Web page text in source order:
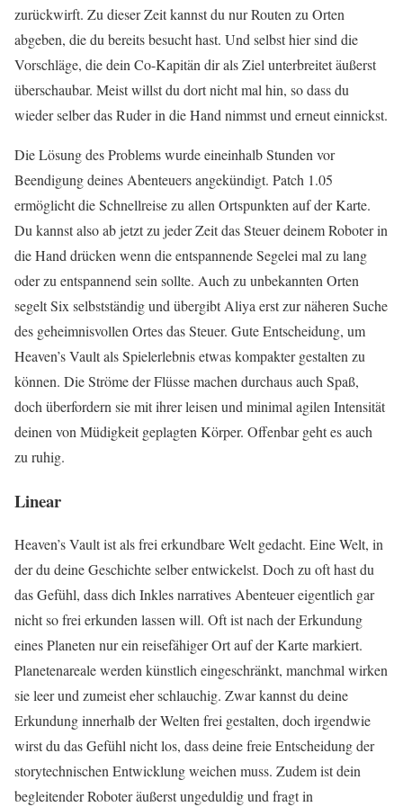
zurückwirft. Zu dieser Zeit kannst du nur Routen zu Orten
abgeben, die du bereits besucht hast. Und selbst hier sind die
Vorschläge, die dein Co-Kapitän dir als Ziel unterbreitet äußerst
überschaubar. Meist willst du dort nicht mal hin, so dass du
wieder selber das Ruder in die Hand nimmst und erneut einnickst.
Die Lösung des Problems wurde eineinhalb Stunden vor
Beendigung deines Abenteuers angekündigt. Patch 1.05
ermöglicht die Schnellreise zu allen Ortspunkten auf der Karte.
Du kannst also ab jetzt zu jeder Zeit das Steuer deinem Roboter in
die Hand drücken wenn die entspannende Segelei mal zu lang
oder zu entspannend sein sollte. Auch zu unbekannten Orten
segelt Six selbstständig und übergibt Aliya erst zur näheren Suche
des geheimnisvollen Ortes das Steuer. Gute Entscheidung, um
Heaven’s Vault als Spielerlebnis etwas kompakter gestalten zu
können. Die Ströme der Flüsse machen durchaus auch Spaß,
doch überfordern sie mit ihrer leisen und minimal agilen Intensität
deinen von Müdigkeit geplagten Körper. Offenbar geht es auch
zu ruhig.
Linear
Heaven’s Vault ist als frei erkundbare Welt gedacht. Eine Welt, in
der du deine Geschichte selber entwickelst. Doch zu oft hast du
das Gefühl, dass dich Inkles narratives Abenteuer eigentlich gar
nicht so frei erkunden lassen will. Oft ist nach der Erkundung
eines Planeten nur ein reisefähiger Ort auf der Karte markiert.
Planetenareale werden künstlich eingeschränkt, manchmal wirken
sie leer und zumeist eher schlauchig. Zwar kannst du deine
Erkundung innerhalb der Welten frei gestalten, doch irgendwie
wirst du das Gefühl nicht los, dass deine freie Entscheidung der
storytechnischen Entwicklung weichen muss. Zudem ist dein
begleitender Roboter äußerst ungeduldig und fragt in